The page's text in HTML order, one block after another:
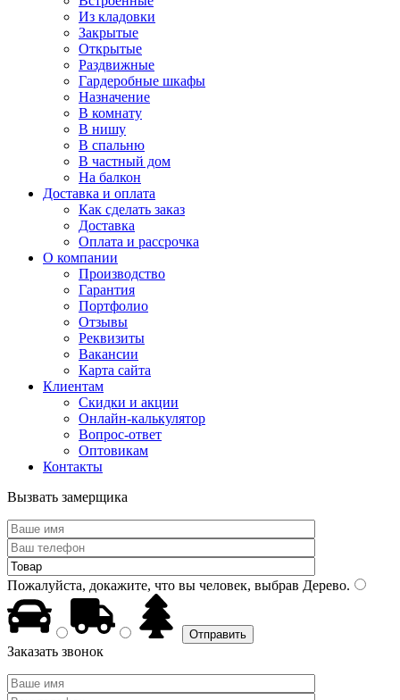
Из кладовки
Закрытые
Открытые
Раздвижные
Гардеробные шкафы
Назначение
В комнату
В нишу
В спальню
В частный дом
На балкон
Доставка и оплата
Как сделать заказ
Доставка
Оплата и рассрочка
О компании
Производство
Гарантия
Портфолио
Отзывы
Реквизиты
Вакансии
Карта сайта
Клиентам
Скидки и акции
Онлайн-калькулятор
Вопрос-ответ
Оптовикам
Контакты
Вызвать замерщика
Пожалуйста, докажите, что вы человек, выбрав Дерево.
Заказать звонок